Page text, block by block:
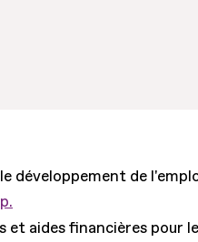
développement de
et aides financières pour